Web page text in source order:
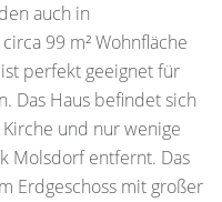
auch in
99 m² Wohnfläche
perfekt geeignet für
Das Haus befindet sich
und nur wenige
Molsdorf entfernt. Das
Erdgeschoss mit großer